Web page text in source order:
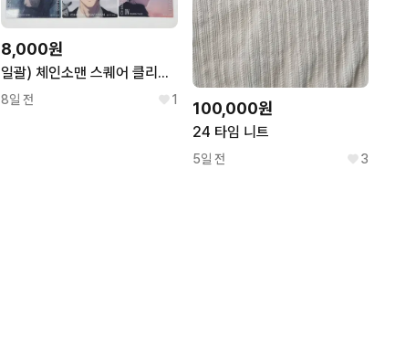
8,000원
일괄) 체인소맨 스퀘어 클리어 카드 1탄 세트
8일 전 1 100,000원
24 타임 니트
5일 전 3